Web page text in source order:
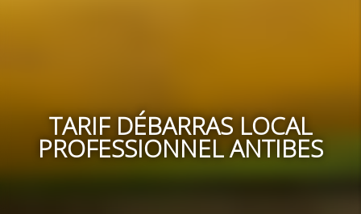
TARIF DÉBARRAS LOCAL
PROFESSIONNEL ANTIBES